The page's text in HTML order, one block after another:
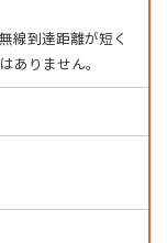
線到達距離が短く
ありません。